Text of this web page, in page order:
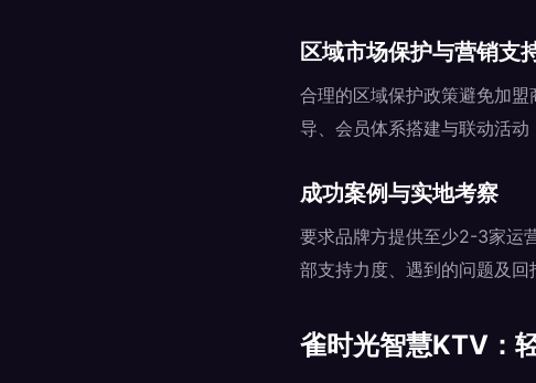
区域市场保护与营销支
合理的区域保护政策避免加
导、会员体系搭建与联动活动
成功案例与实地考察
要求品牌方提供至少2-3家运
部支持力度、遇到的问题及回
雀时光智慧KTV：